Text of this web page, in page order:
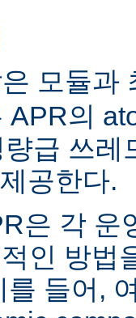
모듈과
APR의
급 쓰레
공한다.
은 각 운
인 방법
를 들어,